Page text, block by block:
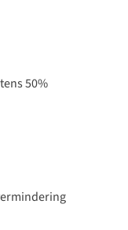
50%